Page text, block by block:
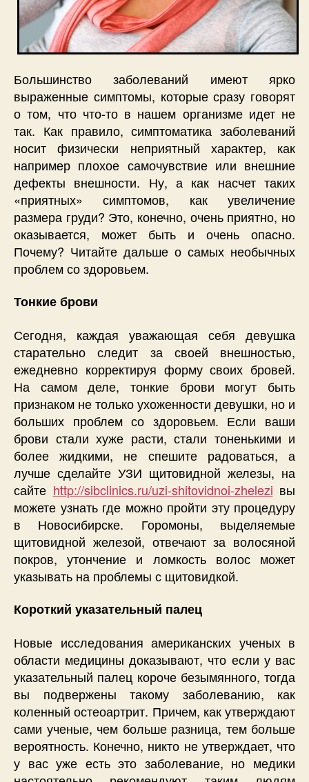
Большинство заболеваний имеют ярко
выраженные симптомы, которые сразу говорят
о том, что что-то в нашем организме идет не
так. Как правило, симптоматика заболеваний
носит физически неприятный характер, как
например плохое самочувствие или внешние
дефекты внешности. Ну, а как насчет таких
«приятных» симптомов, как увеличение
размера груди? Это, конечно, очень приятно, но
оказывается, может быть и очень опасно.
Почему? Читайте дальше о самых необычных
проблем со здоровьем.
Тонкие брови
Сегодня, каждая уважающая себя девушка
старательно следит за своей внешностью,
ежедневно корректируя форму своих бровей.
На самом деле, тонкие брови могут быть
признаком не только ухоженности девушки, но и
больших проблем со здоровьем. Если ваши
брови стали хуже расти, стали тоненькими и
более жидкими, не спешите радоваться, а
лучше сделайте УЗИ щитовидной железы, на
сайте http://sibclinics.ru/uzi-shitovidnoi-zhelezi вы
можете узнать где можно пройти эту процедуру
в Новосибирске. Горомоны, выделяемые
щитовидной железой, отвечают за волосяной
покров, утончение и ломкость волос может
указывать на проблемы с щитовидкой.
Короткий указательный палец
Новые исследования американских ученых в
области медицины доказывают, что если у вас
указательный палец короче безымянного, тогда
вы подвержены такому заболеванию, как
коленный остеоартрит. Причем, как утверждают
сами ученые, чем больше разница, тем больше
вероятность. Конечно, никто не утверждает, что
у вас уже есть это заболевание, но медики